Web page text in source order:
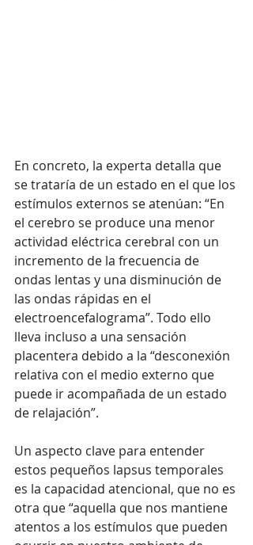
En concreto, la experta detalla que
se trataría de un estado en el que los
estímulos externos se atenúan: “En
el cerebro se produce una menor
actividad eléctrica cerebral con un
incremento de la frecuencia de
ondas lentas y una disminución de
las ondas rápidas en el
electroencefalograma”. Todo ello
lleva incluso a una sensación
placentera debido a la “desconexión
relativa con el medio externo que
puede ir acompañada de un estado
de relajación”.
Un aspecto clave para entender
estos pequeños lapsus temporales
es la capacidad atencional, que no es
otra que “aquella que nos mantiene
atentos a los estímulos que pueden